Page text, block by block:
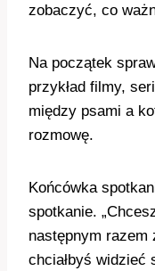
zobaczyć, co
Na początek
przykład filmy,
między psami a
rozmowę.
Końcówka
spotkanie.
następnym razem
chciałbyś widzieć